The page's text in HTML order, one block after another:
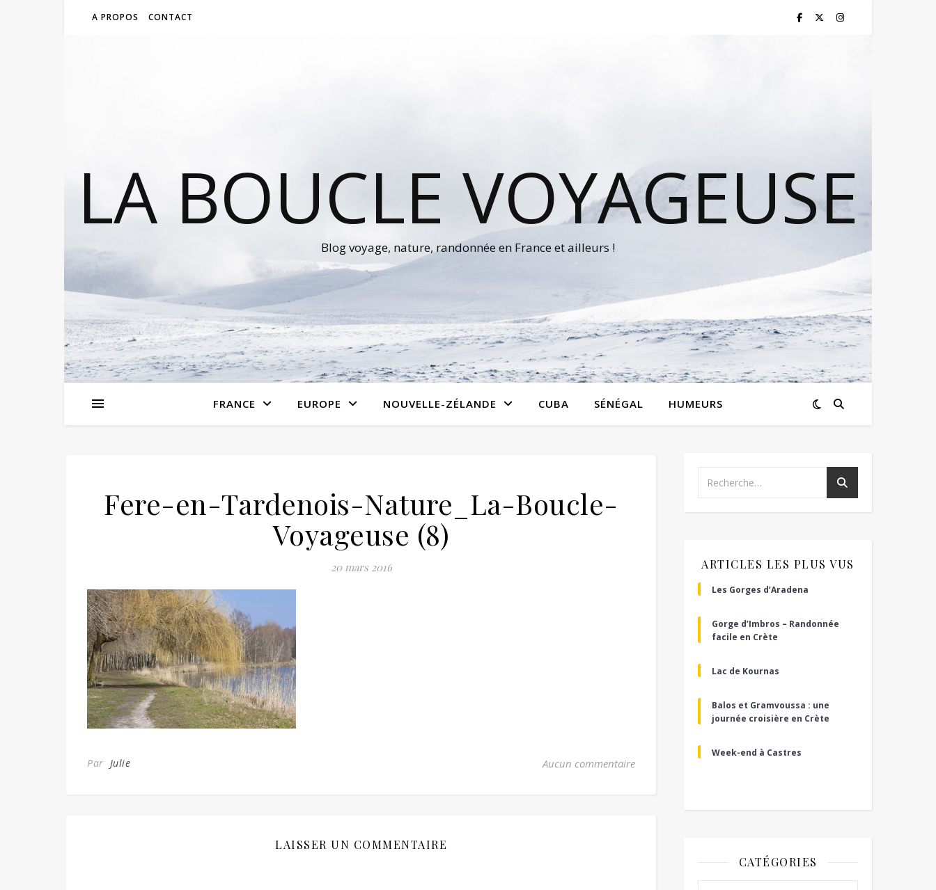
A PROPOS CONTACT
LA BOUCLE VOYAGEUSE
Blog voyage, nature, randonnée en France et ailleurs !
FRANCE EUROPE NOUVELLE-ZÉLANDE CUBA SÉNÉGAL HUMEURS
Fere-en-Tardenois-Nature_La-Boucle-
Voyageuse (8)
20 mars 2016
Par Julie Aucun commentaire
LAISSER UN COMMENTAIRE
ARTICLES LES PLUS VUS
Les Gorges d’Aradena
Gorge d’Imbros – Randonnée
facile en Crète
Lac de Kournas
Balos et Gramvoussa : une
journée croisière en Crète
Week-end à Castres
CATÉGORIES